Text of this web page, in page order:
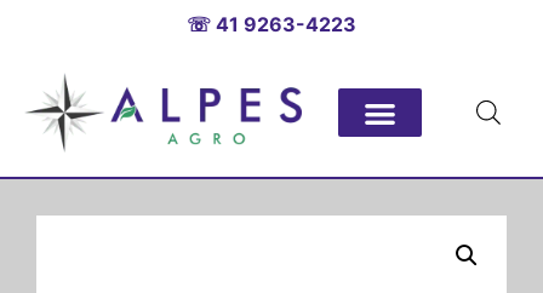
☏ 41 9263-4223